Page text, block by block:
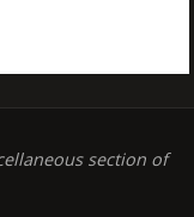
section of